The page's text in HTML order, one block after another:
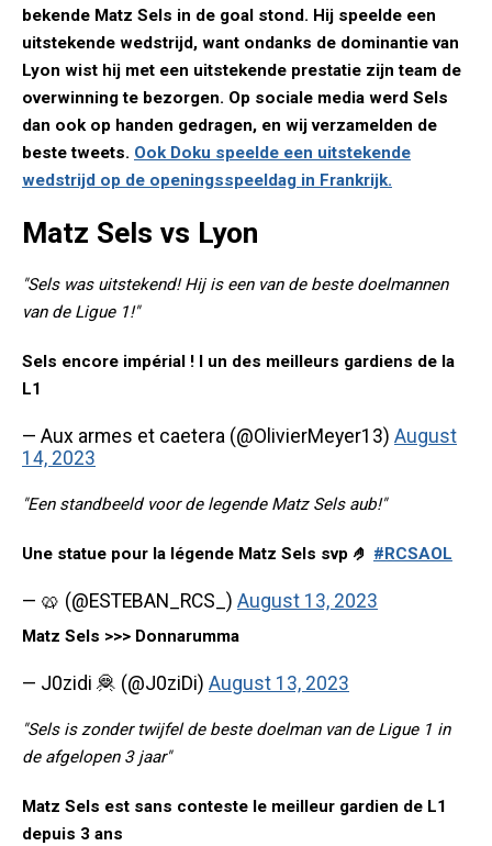
bekende Matz Sels in de goal stond. Hij speelde een
uitstekende wedstrijd, want ondanks de dominantie van
Lyon wist hij met een uitstekende prestatie zijn team de
overwinning te bezorgen. Op sociale media werd Sels
dan ook op handen gedragen, en wij verzamelden de
beste tweets. Ook Doku speelde een uitstekende
wedstrijd op de openingsspeeldag in Frankrijk.
Matz Sels vs Lyon
"Sels was uitstekend! Hij is een van de beste doelmannen
van de Ligue 1!"
Sels encore impérial ! l un des meilleurs gardiens de la
L1
— Aux armes et caetera (@OlivierMeyer13) August
14, 2023
"Een standbeeld voor de legende Matz Sels aub!"
Une statue pour la légende Matz Sels svp 🤌 #RCSAOL
— 🥨 (@ESTEBAN_RCS_) August 13, 2023
Matz Sels >>> Donnarumma
— J0zidi 🦧 (@J0ziDi) August 13, 2023
"Sels is zonder twijfel de beste doelman van de Ligue 1 in
de afgelopen 3 jaar"
Matz Sels est sans conteste le meilleur gardien de L1
depuis 3 ans